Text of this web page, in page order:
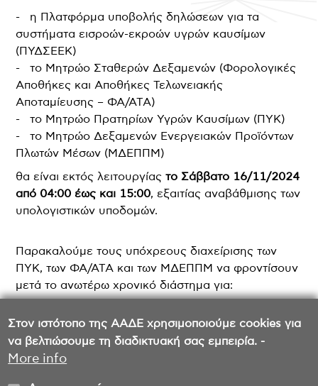
Στον ιστότοπο της ΑΑΔΕ χρησιμοποιούμε cookies για
να βελτιώσουμε τη διαδικτυακή σας εμπειρία. -
More info
- η Πλατφόρμα υποβολής δηλώσεων για τα
συστήματα εισροών-εκροών υγρών καυσίμων
(ΠΥΔΣΕΕΚ)
- τo Μητρώo Σταθερών Δεξαμενών (Φορολογικές
Αποθήκες και Αποθήκες Τελωνειακής
Αποταμίευσης – ΦΑ/ΑΤΑ)
- το Μητρώο Πρατηρίων Υγρών Καυσίμων (ΠΥΚ)
- το Μητρώο Δεξαμενών Ενεργειακών Προϊόντων
Πλωτών Μέσων (ΜΔΕΠΠΜ)
θα είναι εκτός λειτουργίαςτο Σάββατο 16/11/2024
από 04:00 έως και 15:00, εξαιτίας αναβάθμισης των
υπολογιστικών υποδομών.
Παρακαλούμε τους υπόχρεους διαχείρισης των
ΠΥΚ, των ΦΑ/ΑΤΑ και των ΜΔΕΠΠΜ να φροντίσουν
μετά το ανωτέρω χρονικό διάστημα για:
- την υποβολή μεταβολών στις εφαρμογές των
αντίστοιχων μητρώων